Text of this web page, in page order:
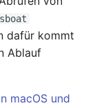
dafür kommt
Ablauf
macOS und